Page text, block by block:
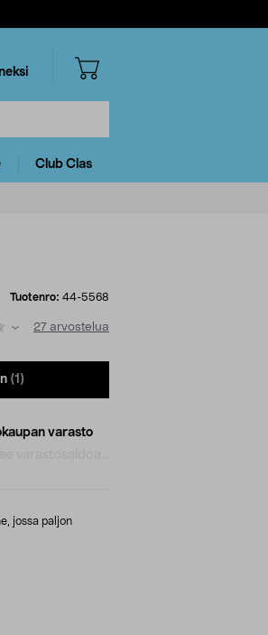
Club Clas
Tuotenro: 44-5568
27 arvostelua
(1)
varasto
jossa paljon